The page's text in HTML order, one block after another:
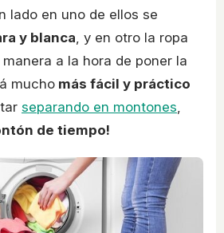
lado en uno de ellos se
y blanca , y en otro la ropa
manera a la hora de poner la
mucho más fácil y práctico
separando en montones
de tiempo!